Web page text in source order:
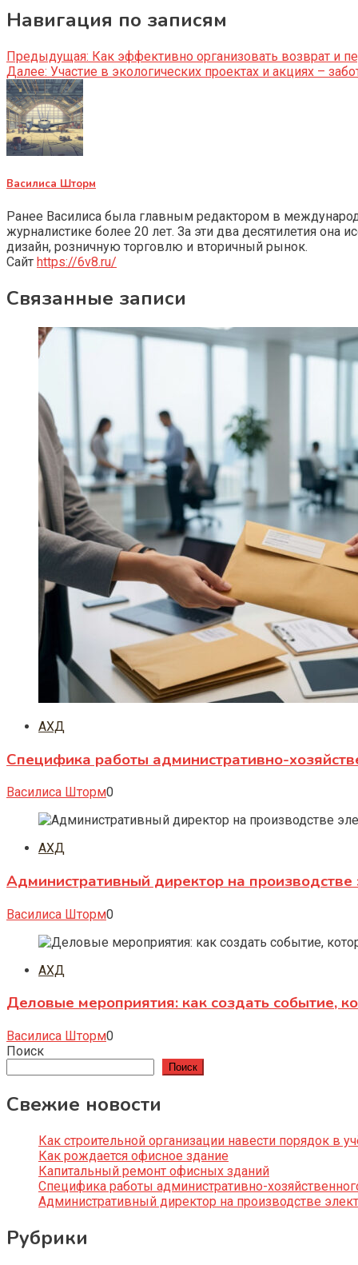
Навигация по записям
Предыдущая: Как эффективно организовать возврат и
Далее: Участие в экологических проектах и акциях –
Василиса Шторм
Ранее Василиса была главным редактором в
журналистике более 20 лет. За эти два десятилетия
дизайн, розничную торговлю и вторичный рынок.
Сайт https://6v8.ru/
Связанные записи
АХД
Специфика работы административно-
Василиса Шторм0
АХД
Административный директор на производстве
Василиса Шторм0
АХД
Деловые мероприятия: как создать событие,
Василиса Шторм0
Поиск
Поиск
Свежие новости
Как строительной организации навести порядок в
Как рождается офисное здание
Капитальный ремонт офисных зданий
Специфика работы административно-
Административный директор на производстве
Рубрики